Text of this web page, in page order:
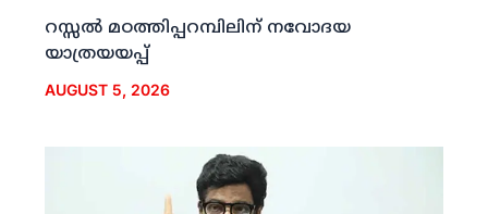
റസ്സല്‍ മഠത്തിപ്പറമ്പിലിന് നവോദയ
യാത്രയയപ്പ്
AUGUST 5, 2026